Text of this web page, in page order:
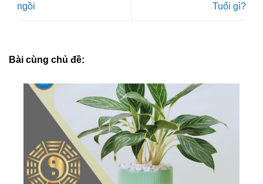
ngồi
Tuổi gì?
Bài cùng chủ đề: